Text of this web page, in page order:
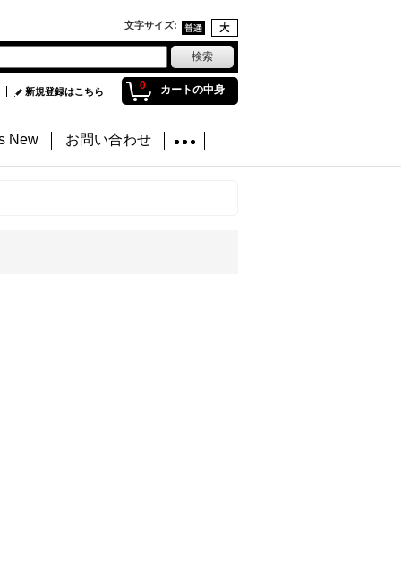
文字サイズ:
0 カートの中身
新規登録はこちら
New お問い合わせ